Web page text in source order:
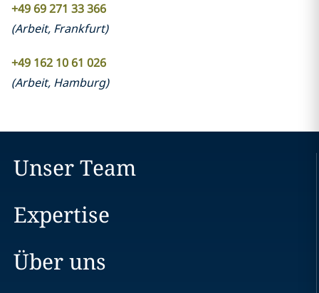
+49 69 271 33 366
(Arbeit, Frankfurt)
+49 162 10 61 026
(Arbeit, Hamburg)
Unser Team
Expertise
Über uns